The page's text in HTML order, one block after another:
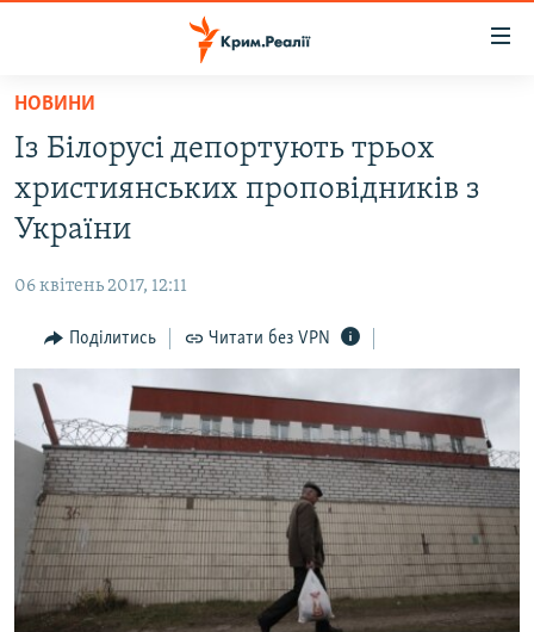
Перейти
основного
матеріалу
Перейти
до
основної
Перейти
до
пошуку
ВОДА.КРИМ
ВІДЕО ТА ФОТО
БЛОГИ
ПОГЛЯД
ІНТЕРВ'Ю
ВСЕ ЗА ДЕНЬ
СПЕЦПРОЕКТИ
ДЕПОРТАЦІЯ
ВІДЕОУРОКИ «ELIFBE»
СВІДЧЕННЯ ОКУПАЦІЇ
ЯК ОБІЙТИ БЛОКУВАННЯ
Русский
Qırımtatar
НОВИНИ
Із Білорусі депортують трьох
християнських проповідників з
України
06 квітень 2017, 12:11
Поділитись Читати без VPN